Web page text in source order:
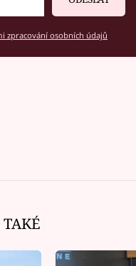
zpracování osobních údajů
TAKÉ